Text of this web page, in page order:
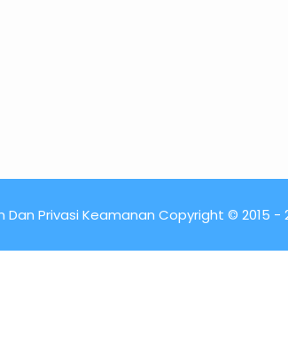
Dan Privasi Keamanan Copyright © 2015 -